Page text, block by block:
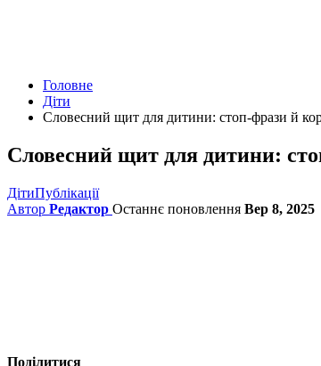
Головне
Діти
Словесний щит для дитини: стоп-фрази й
Словесний щит для дитини:
ДітиПублікації
Автор Редактор Останнє поновлення Вер 8, 2025
Поділитися